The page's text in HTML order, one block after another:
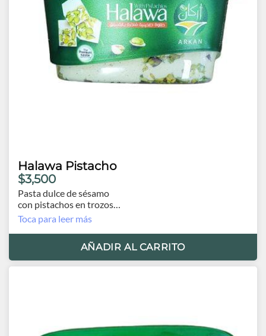
Halawa Pistacho
$3,500
Pasta dulce de sésamo
con pistachos en trozos
Contiene 140 grs.
Origen EAU
Toca para leer más
AÑADIR AL CARRITO